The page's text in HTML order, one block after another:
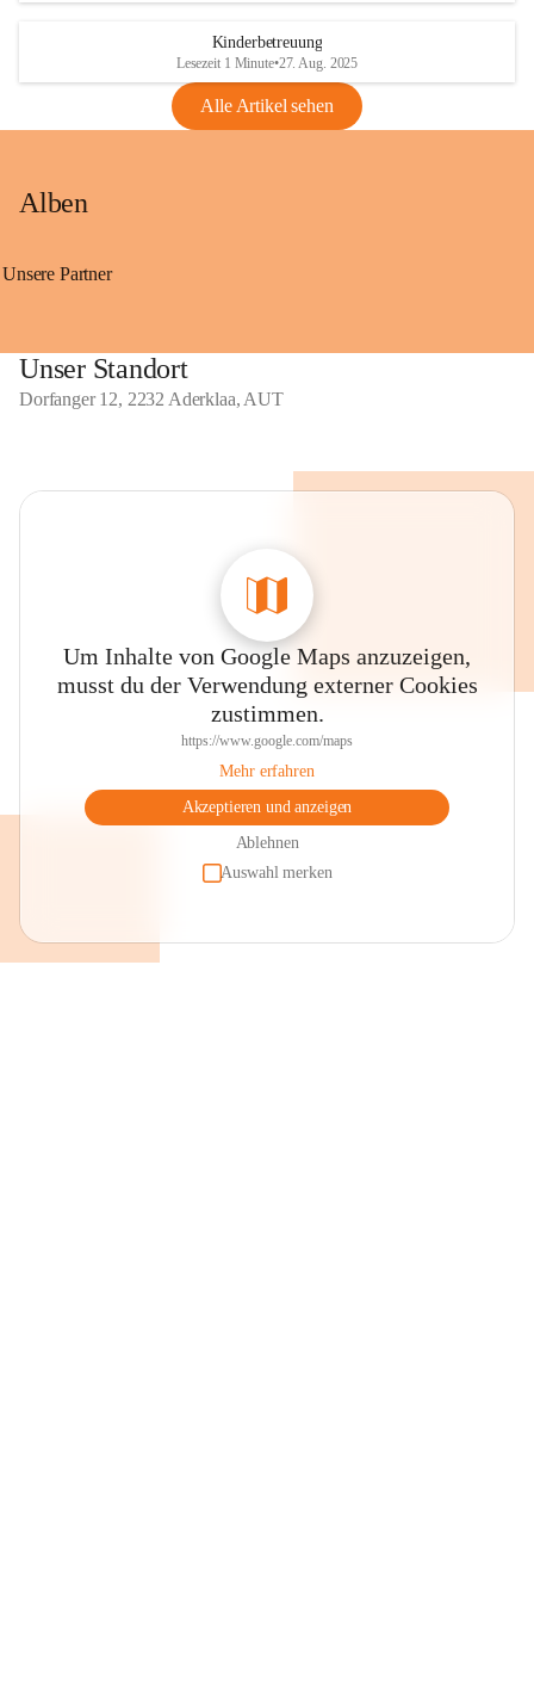
Kinderbetreuung
Lesezeit 1 Minute•27. Aug. 2025
Alle Artikel sehen
Alben
Unsere Partner
Unser Standort
Dorfanger 12, 2232 Aderklaa, AUT
Um Inhalte von Google Maps anzuzeigen,
musst du der Verwendung externer Cookies
zustimmen.
https://www.google.com/maps
Mehr erfahren
Akzeptieren und anzeigen
Ablehnen
Auswahl merken